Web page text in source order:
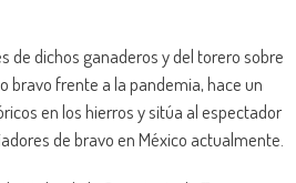
de dichos ganaderos y del torero sobre
bravo frente a la pandemia, hace un
en los hierros y sitúa al espectador
de bravo en México actualmente.